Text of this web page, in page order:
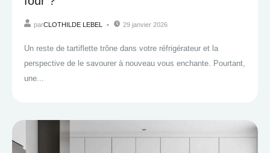
parCLOTHILDE LEBEL 29 janvier 2026
Un reste de tartiflette trône dans votre réfrigérateur et la
perspective de le savourer à nouveau vous enchante. Pourtant,
une...